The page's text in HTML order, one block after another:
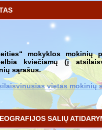
mokyklos mokinių
kviečiamų (į
sąrašus.
vietas mokinių
SALIŲ